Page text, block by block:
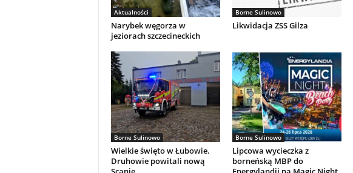
Aktualności
Narybek węgorza w
jeziorach szczecineckich
Borne Sulinowo
Likwidacja ZSS Gilza
Borne Sulinowo
Wielkie święto w Łubowie.
Druhowie powitali nową
Borne Sulinowo
Lipcowa wycieczka z
borneńską MBP do